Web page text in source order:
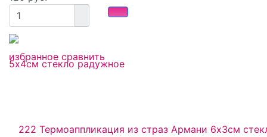
избранное сравнить